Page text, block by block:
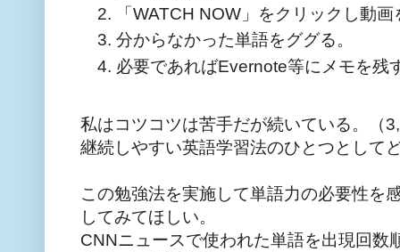
「WATCH NOW」をクリックし動
分からなかった単語をググる。
必要であればEvernote等にメモを残
私はコツコツは苦手だが続いている。（
継続しやすい英語学習法のひとつとして
この勉強法を実施して単語力の必要性を
してみてほしい。
CNNニュースで使われた単語を出現回数